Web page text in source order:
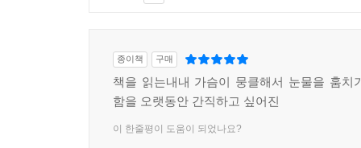
종이책 구매
책을 읽는내내 가슴이 뭉클해서 눈물을 훔치
함을 오랫동안 간직하고 싶어진
이 한줄평이 도움이 되었나요?